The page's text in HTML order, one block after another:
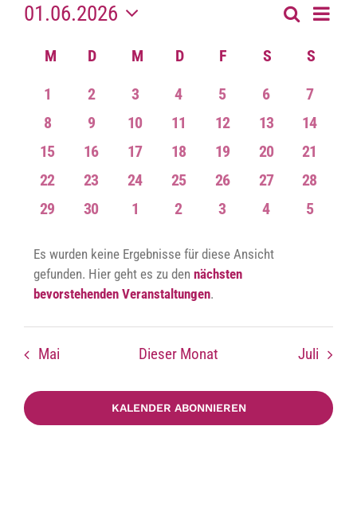
und
SucheMonat
01.06.2026
wählen.
Kalender
von
Veranstaltungen
MMONTAG
DDIENSTAG
M MITTWOCH
DDONNERSTAG
FFREITAG
SSAMSTAG
S
0
Veranstaltungen
1
0
Veranstaltungen
2
0
Veranstaltungen
3
0
Veranstaltungen
4
0
Veranstaltungen
5
0
Veranstaltungen
6
0
7
0
Veranstaltungen
8
0
Veranstaltungen
9
0
Veranstaltungen
10
0
Veranstaltungen
11
0
Veranstaltungen
12
0
Veranstaltungen
13
0
14
0
Veranstaltungen
15
0
Veranstaltungen
16
0
Veranstaltungen
17
0
Veranstaltungen
18
0
Veranstaltungen
19
0
Veranstaltungen
20
0
21
0
Veranstaltungen
22
0
Veranstaltungen
23
0
Veranstaltungen
24
0
Veranstaltungen
25
0
Veranstaltungen
26
0
Veranstaltungen
27
0
28
0
29
0
30
0
1
0
2
0
3
0
4
0
5
Hinweis
Es wurden keine Ergebnisse für diese Ansicht
gefunden. Hier geht es zu den nächsten
bevorstehenden Veranstaltungen.
Mai Dieser Monat Juli
KALENDER ABONNIEREN